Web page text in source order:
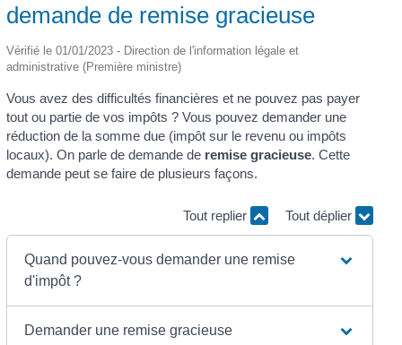
demande de remise gracieuse
Vérifié le 01/01/2023 - Direction de l'information légale et
administrative (Première ministre)
Vous avez des difficultés financières et ne pouvez pas payer
tout ou partie de vos impôts ? Vous pouvez demander une
réduction de la somme due (impôt sur le revenu ou impôts
locaux). On parle de demande de remise gracieuse. Cette
demande peut se faire de plusieurs façons.
Tout replier Tout déplier
Quand pouvez-vous demander une remise
d'impôt ?
Demander une remise gracieuse